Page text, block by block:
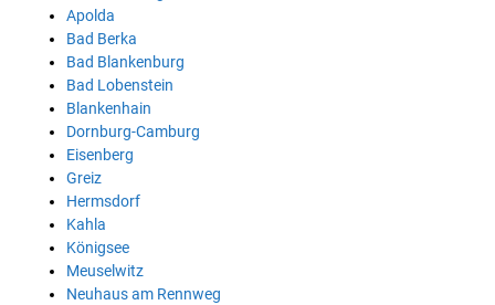
Apolda
Bad Berka
Bad Blankenburg
Bad Lobenstein
Blankenhain
Dornburg-Camburg
Eisenberg
Greiz
Hermsdorf
Kahla
Königsee
Meuselwitz
Neuhaus am Rennweg